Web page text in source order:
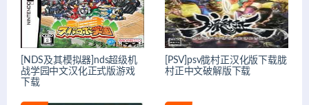
[NDS及其模拟器]nds超级机
战学园中文汉化正式版游戏
下载
[PSV]psv胧村正汉化版下载胧
村正中文破解版下载